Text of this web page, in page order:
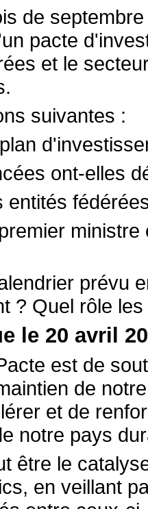
de
pacte
et le
suivantes :
ont-elles
entités
prévu
? Quel rôle
le 20 avril
est de
de
et de
notre pays
être le
en veillant